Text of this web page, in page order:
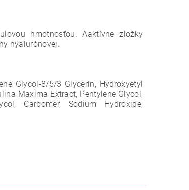
hmotnosťou. Aaktívne zložky
hyalurónovej.
Glycol-8/5/3 Glycerín, Hydroxyetyl
Maxima Extract, Pentylene Glycol,
Carbomer, Sodium Hydroxide,